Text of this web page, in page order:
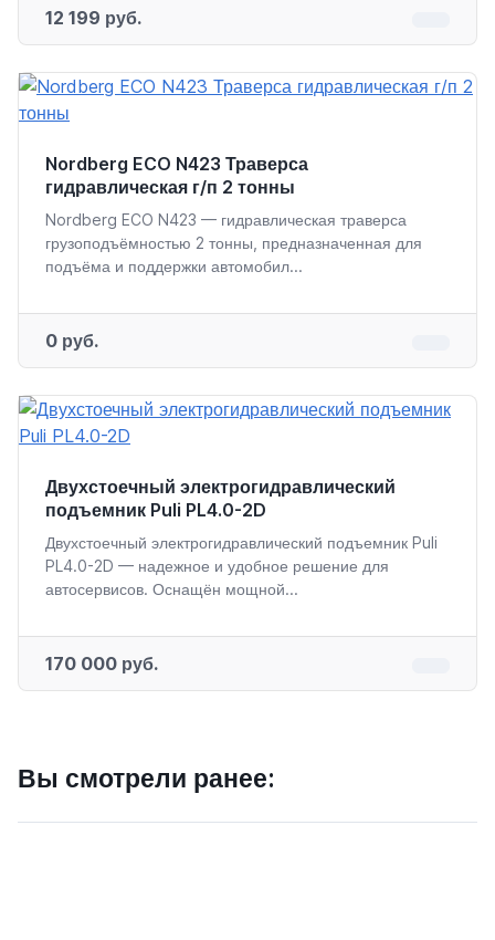
12 199 руб.
Nordberg ECO N423 Траверса
гидравлическая г/п 2 тонны
Nordberg ECO N423 — гидравлическая траверса
грузоподъёмностью 2 тонны, предназначенная для
подъёма и поддержки автомобил...
0 руб.
Двухстоечный электрогидравлический
подъемник Puli PL4.0-2D
Двухстоечный электрогидравлический подъемник Puli
PL4.0-2D — надежное и удобное решение для
автосервисов. Оснащён мощной...
170 000 руб.
Вы смотрели ранее: